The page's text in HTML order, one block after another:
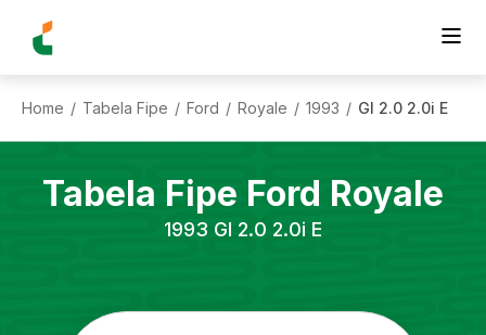
Home / Tabela Fipe / Ford / Royale / 1993 / Gl 2.0 2.0i E
Tabela Fipe Ford Royale
1993 Gl 2.0 2.0i E